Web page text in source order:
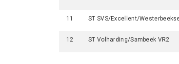
11
12 ST Volharding/Sambeek VR2